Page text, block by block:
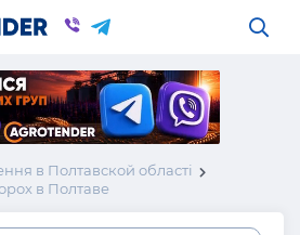
в Полтавской області
в Полтаве